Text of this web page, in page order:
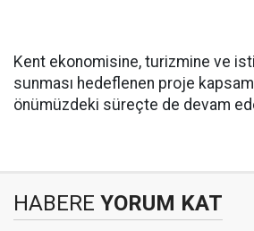
Kent ekonomisine, turizmine ve
sunması hedeflenen proje
önümüzdeki süreçte de devam
HABERE YORUM KAT